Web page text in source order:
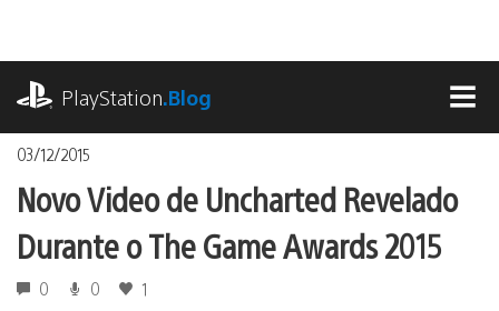
o
conteúdoPlayStation.Blog
03/12/2015
Novo Video de Uncharted Revelado
Durante o The Game Awards 2015
0 0 1